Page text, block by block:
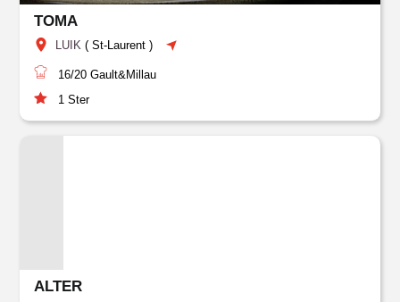
TOMA
LUIK (St-Laurent )
16/20 Gault&Millau
1 Ster
ALTER